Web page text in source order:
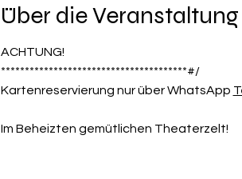
Über die Veranstaltung
ACHTUNG!
***************************************#/
Kartenreservierung nur über WhatsApp
Im Beheizten gemütlichen Theaterzelt!